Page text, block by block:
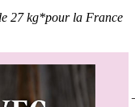
27 kg*pour la France